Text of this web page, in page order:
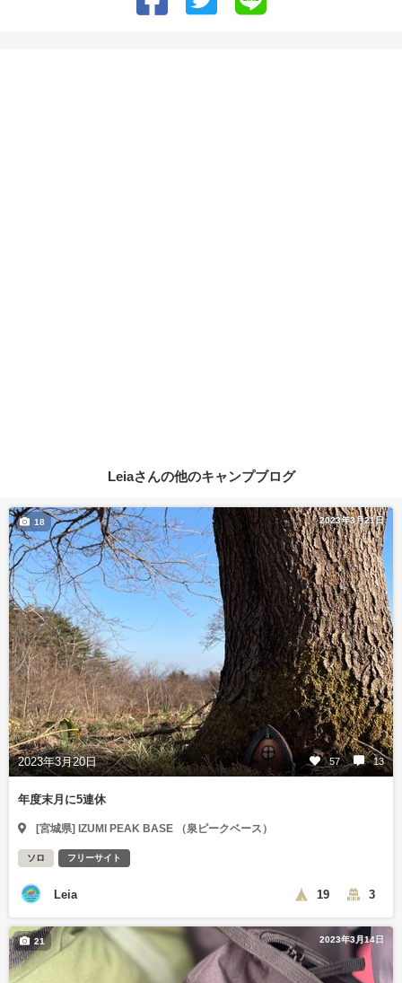
Leiaさんの他のキャンプブログ
2023年3月21日
2023年3月20日 57 13
18
年度末月に5連休
[宮城県] IZUMI PEAK BASE （泉ピークベース）
ソロ フリーサイト
Leia 19 3
2023年3月14日
21